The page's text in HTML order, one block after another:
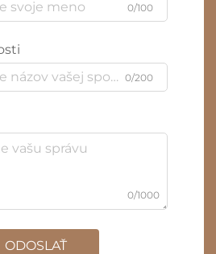
0/100
0/200
0/1000
ODOSLAŤ